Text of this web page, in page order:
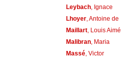
Leybach, Ignace
Lhoyer, Antoine de
Maillart, Louis Aimé
Malibran, Maria
Massé, Victor